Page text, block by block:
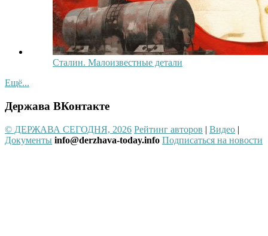
Сталин. Малоизвестные детали
Ещё...
Держава ВКонтакте
© ДЕРЖАВА СЕГОДНЯ, 2026 Рейтинг авторов | Видео |
Документы info@derzhava-today.info Подписаться на новости